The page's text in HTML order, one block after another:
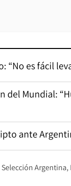
“No es fácil
del Mundial:
ante
Selección Argentina